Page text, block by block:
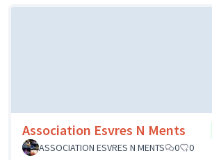
Association Esvres N Ments
ASSOCIATION ESVRES N MENTS
0 0